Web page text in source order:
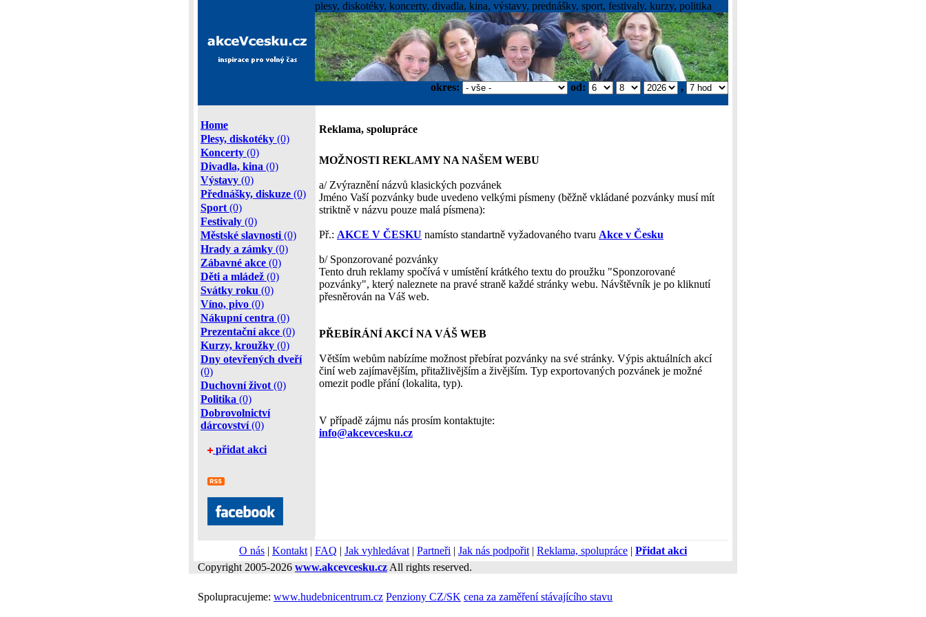
plesy, diskotéky, koncerty, divadla, kina, výstavy, prednášky, sport, festivaly, kurzy, politika
okres: od: ,
Home
Plesy, diskotéky (0)
Koncerty (0)
Divadla, kina (0)
Výstavy (0)
Přednášky, diskuze (0)
Sport (0)
Festivaly (0)
Městské slavnosti (0)
Hrady a zámky (0)
Zábavné akce (0)
Děti a mládež (0)
Svátky roku (0)
Víno, pivo (0)
Nákupní centra (0)
Prezentační akce (0)
Kurzy, kroužky (0)
Dny otevřených dveří
(0)
Duchovní život (0)
Politika (0)
Dobrovolnictví
dárcovství(0)
přidat akci
Reklama, spolupráce
MOŽNOSTI REKLAMY NA NAŠEM WEBU
a/ Zvýraznění názvů klasických pozvánek
Jméno Vaší pozvánky bude uvedeno velkými písmeny (běžně vkládané pozvánky musí mít
striktně v názvu pouze malá písmena):
Př.: AKCE V ČESKU namísto standartně vyžadovaného tvaru Akce v Česku
b/ Sponzorované pozvánky
Tento druh reklamy spočívá v umístění krátkého textu do proužku "Sponzorované
pozvánky", který naleznete na pravé straně každé stránky webu. Návštěvník je po kliknutí
přesněrován na Váš web.
PŘEBÍRÁNÍ AKCÍ NA VÁŠ WEB
Větším webům nabízíme možnost přebírat pozvánky na své stránky. Výpis aktuálních akcí
činí web zajímavějším, přitažlivějším a živějším. Typ exportovaných pozvánek je možné
omezit podle přání (lokalita, typ).
V případě zájmu nás prosím kontaktujte:
info@akcevcesku.cz
O nás | Kontakt | FAQ | Jak vyhledávat | Partneři | Jak nás podpořit | Reklama, spolupráce | Přidat akci
Copyright 2005-2026 www.akcevcesku.cz All rights reserved.
Spolupracujeme: www.hudebnicentrum.cz Penziony CZ/SK cena za zaměření stávajícího stavu